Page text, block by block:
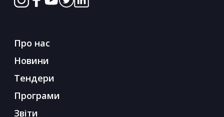
Про нас
Новини
Тендери
Програми
Звіти